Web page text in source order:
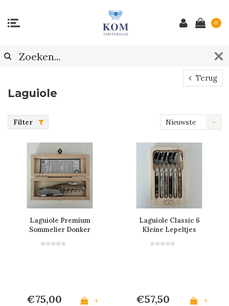
0
Terug
Laguiole
Filter
Nieuwste
Laguiole Premium
Sommelier Donker
€75,00 +
Laguiole Classic 6
Kleine Lepeltjes
€57,50 +